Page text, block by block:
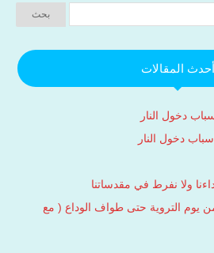
أحدث المقالات
دخول النار
دخول النار
ولا نفرط في مقدساتنا
يوم التروية حتى طواف الوداع ( مع